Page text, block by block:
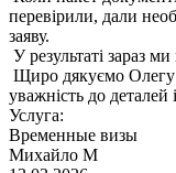
перевірили, дали
заяву.
У результаті зараз
Щиро дякуємо Олегу
уважність до деталей
Услуга:
Временные визы
Михайло M